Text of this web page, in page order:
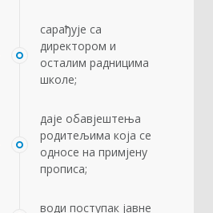
сарађује са
директором и
осталим радницима
школе;
даје обавјештења
родитељима која се
односе на примјену
прописа;
води поступак јавне